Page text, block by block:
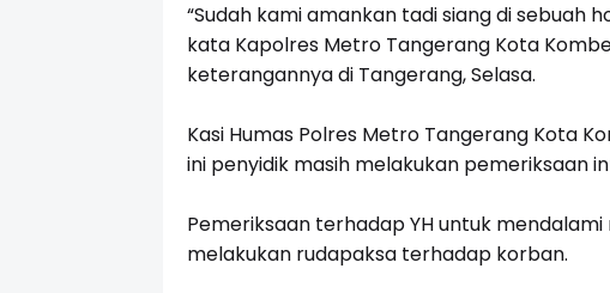
“Sudah kami amankan tadi siang di sebuah
kata Kapolres Metro Tangerang Kota
keterangannya di Tangerang, Selasa.
Kasi Humas Polres Metro Tangerang Kota
ini penyidik masih melakukan pemeriksaan
Pemeriksaan terhadap YH untuk
melakukan rudapaksa terhadap korban.